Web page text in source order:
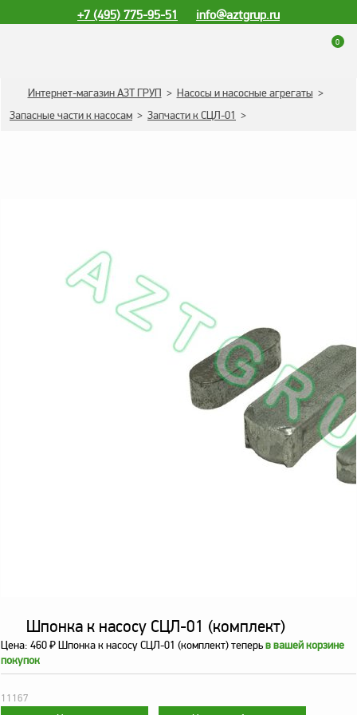
+7 (495) 775-95-51 info@aztgrup.ru
0
КАТАЛОГ ПРОДУКЦИИ
Топливораздаточные
Погружные насосы к
ТРК и ГРК
Запасные части к ТРК
агрегаты
Устройства слива и
налива
Счетчики и фильтры
ФЖУ
Интернет-магазин АЗТ ГРУП > Насосы и насосные агрегаты >
Запасные части к насосам > Запчасти к СЦЛ-01 >
Шпонка к насосу СЦЛ-01 (комплект)
Цена: 460 ₽ Шпонка к насосу СЦЛ-01 (комплект) теперьв вашей корзине
покупок
11167